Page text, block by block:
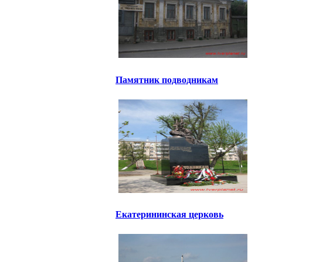
Памятник подводникам
Екатерининская церковь